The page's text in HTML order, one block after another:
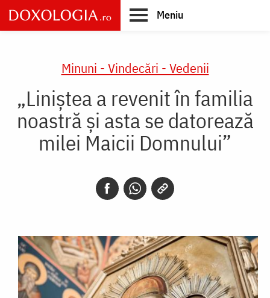
Skip
to
main
Meniu
Minuni - Vindecări - Vedenii
„Liniștea a revenit în familia
noastră și asta se datorează
milei Maicii Domnului”